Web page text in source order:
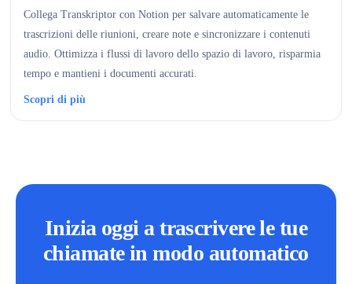
Collega Transkriptor con Notion per salvare automaticamente le
trascrizioni delle riunioni, creare note e sincronizzare i contenuti
audio. Ottimizza i flussi di lavoro dello spazio di lavoro, risparmia
tempo e mantieni i documenti accurati.
Scopri di più
Inizia oggi a trascrivere le tue
chiamate in modo automatico